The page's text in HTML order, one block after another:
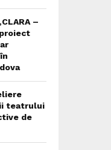
–
teatrului
de